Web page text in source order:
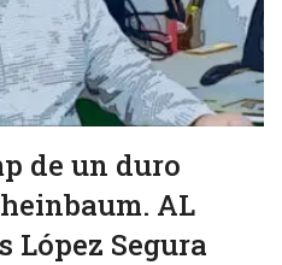
de un duro
AL
López Segura